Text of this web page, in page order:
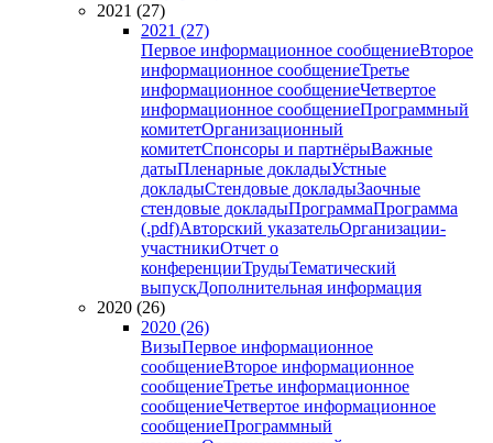
2021 (27)
2021 (27)
Первое информационное сообщениеВторое
информационное сообщениеТретье
информационное сообщениеЧетвертое
информационное сообщениеПрограммный
комитетОрганизационный
комитетСпонсоры и партнёрыВажные
датыПленарные докладыУстные
докладыСтендовые докладыЗаочные
стендовые докладыПрограммаПрограмма
(.pdf)Авторский указательОрганизации-
участникиОтчет о
конференцииТрудыТематический
выпускДополнительная информация
2020 (26)
2020 (26)
ВизыПервое информационное
сообщениеВторое информационное
сообщениеТретье информационное
сообщениеЧетвертое информационное
сообщениеПрограммный